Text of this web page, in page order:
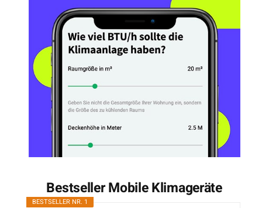
Bestseller Mobile Klimageräte
BESTSELLER NR. 1